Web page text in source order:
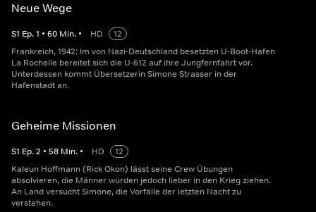
Neue Wege
S1 Ep.1 • 60 Min. • HD
12
Frankreich, 1942: Im von Nazi-Deutschland besetzten U-Boot-Hafen
La Rochelle bereitet sich die U-612 auf ihre Jungfernfahrt vor.
Unterdessen kommt Übersetzerin Simone Strasser in der
Hafenstadt an.
Geheime Missionen
S1 Ep.2 • 58 Min. • HD
12
Kaleun Hoffmann (Rick Okon) lässt seine Crew Übungen
absolvieren, die Männer würden jedoch lieber in den Krieg ziehen.
An Land versucht Simone, die Vorfälle der letzten Nacht zu
verstehen.